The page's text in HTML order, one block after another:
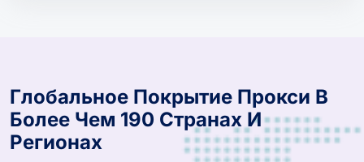
Глобальное Покрытие Прокси В
Более Чем 190 Странах И
Регионах